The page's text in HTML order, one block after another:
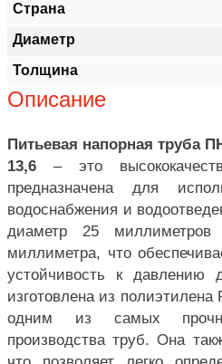
Страна
Диаметр
Толщина
Описание
Питьевая напорная труба
13,6 – это
предназначена для
водоснабжения и
диаметр 25
миллиметра, что
устойчивость к
изготовлена из полиэтилена
одним из самых
производства труб. Она